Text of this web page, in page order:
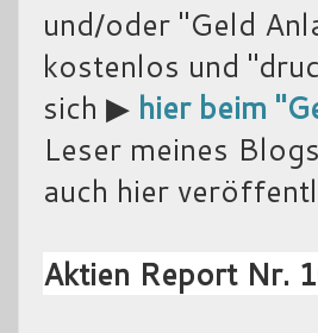
und/oder "Geld
kostenlos und
sich ▶ hier beim
Leser meines
auch hier
Aktien Report Nr.